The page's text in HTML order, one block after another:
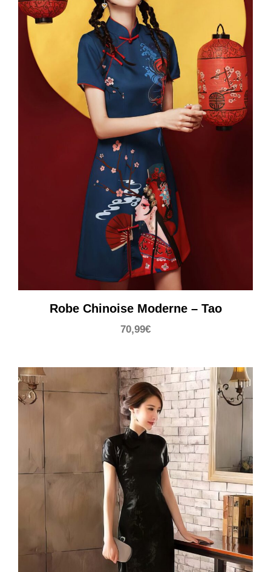
Robe Chinoise Moderne – Tao
70,99€